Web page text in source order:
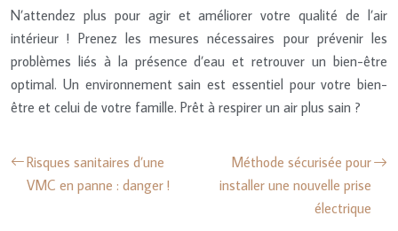
N’attendez plus pour agir et améliorer votre qualité de l’air
intérieur ! Prenez les mesures nécessaires pour prévenir les
problèmes liés à la présence d’eau et retrouver un bien-être
optimal. Un environnement sain est essentiel pour votre bien-
être et celui de votre famille. Prêt à respirer un air plus sain ?
Risques sanitaires d’une
VMC en panne : danger !
Méthode sécurisée pour
installer une nouvelle prise
électrique